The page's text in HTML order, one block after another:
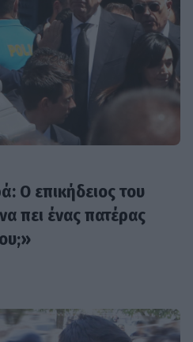
Ο επικήδειος του
πει ένας πατέρας